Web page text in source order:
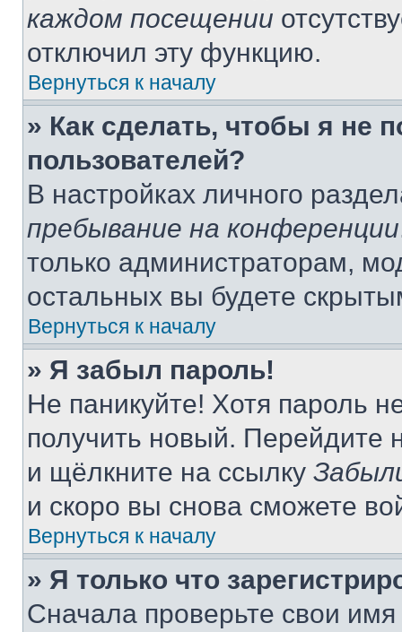
каждом посещении
отключил эту функцию.
Вернуться к началу
» Как сделать, чтобы я не
пользователей?
В настройках личного
пребывание на конференции
только администраторам,
остальных вы будете
Вернуться к началу
» Я забыл пароль!
Не паникуйте! Хотя пароль
получить новый. Перейдите
и щёлкните на ссылку
и скоро вы снова сможете
Вернуться к началу
» Я только что
Сначала проверьте свои